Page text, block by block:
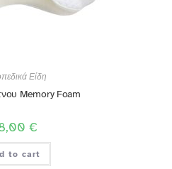
Είδη
Memory Foam
€
to cart